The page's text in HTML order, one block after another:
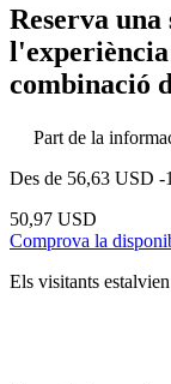
Reserva
combinació
Part de la
Des de 56,63 USD -
50,97 USD
Comprova la
Els visitants